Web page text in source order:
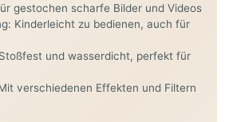
gestochen scharfe Bilder und Videos
Kinderleicht zu bedienen, auch für
und wasserdicht, perfekt für
verschiedenen Effekten und Filtern